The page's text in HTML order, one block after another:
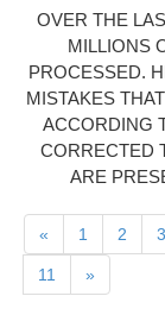
OVER THE
MILLIONS
PROCESSED.
MISTAKES
ACCORDING
CORRECTED
ARE
« 1 2 3
11 »